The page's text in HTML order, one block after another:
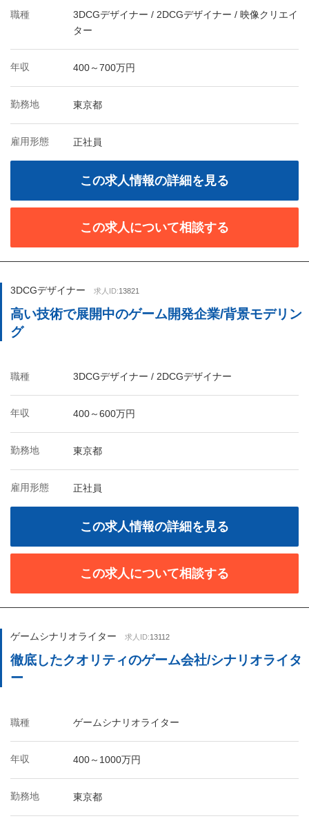
職種
3DCGデザイナー / 2DCGデザイナー / 映像クリエイ
ター
年収 400～700万円
勤務地 東京都
雇用形態 正社員
この求人情報の詳細を見る
この求人について相談する
3DCGデザイナー 求人ID:13821
高い技術で展開中のゲーム開発企業/背景モデリン
グ
職種 3DCGデザイナー / 2DCGデザイナー
年収 400～600万円
勤務地 東京都
雇用形態 正社員
この求人情報の詳細を見る
この求人について相談する
ゲームシナリオライター 求人ID:13112
徹底したクオリティのゲーム会社/シナリオライタ
ー
職種 ゲームシナリオライター
年収 400～1000万円
勤務地 東京都